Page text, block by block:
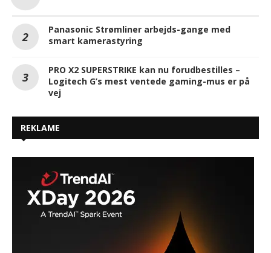
Panasonic Strømliner arbejds-gange med
smart kamerastyring
PRO X2 SUPERSTRIKE kan nu forudbestilles –
Logitech G’s mest ventede gaming-mus er på
vej
REKLAME